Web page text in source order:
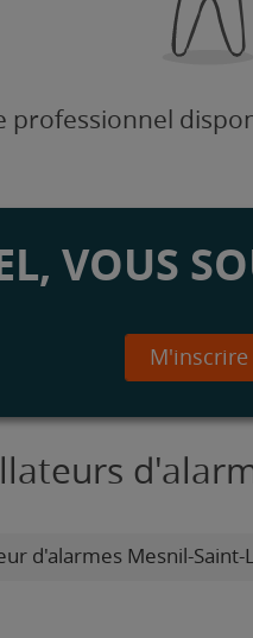
professionnel
VOUS
d'alarmes Mesnil-Saint-